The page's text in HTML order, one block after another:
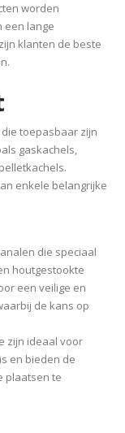
worden
een lange
klanten de beste
toepasbaar zijn
gaskachels,
enkele belangrijke
die speciaal
houtgestookte
een veilige en
de kans op
zijn ideaal voor
en bieden de
plaatsen te